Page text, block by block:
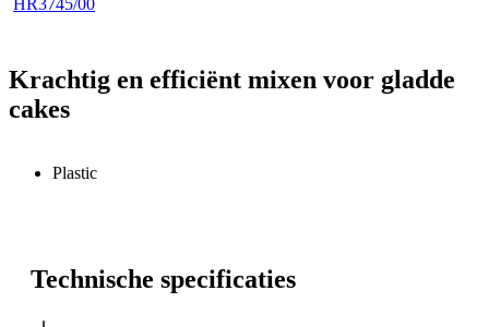
Krachtig en efficiënt mixen voor gladde
cakes
Plastic
Technische specificaties